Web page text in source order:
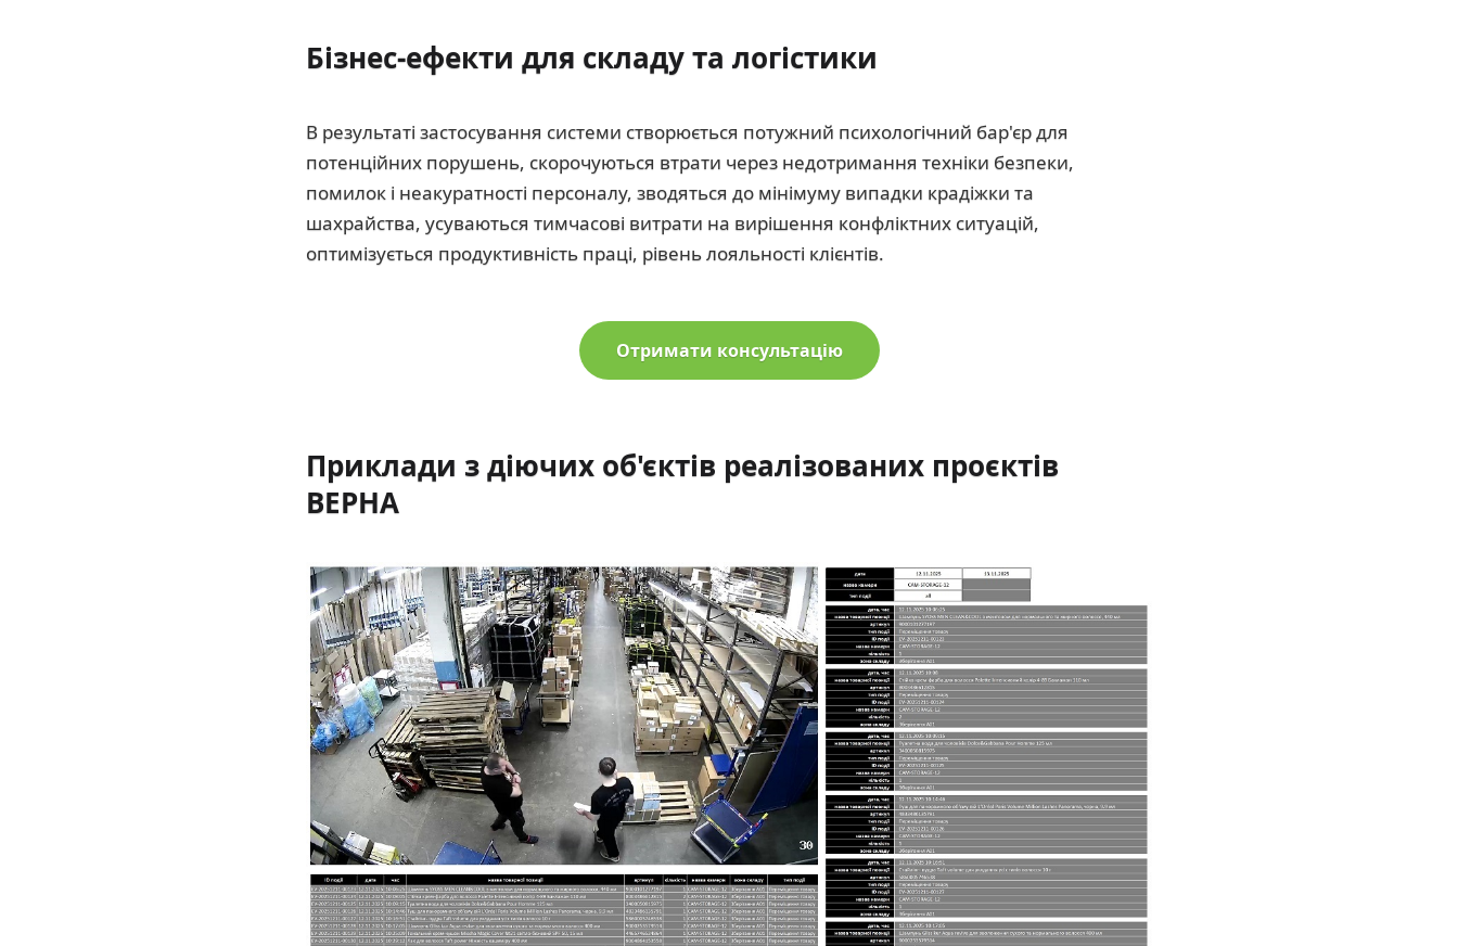
Бізнес-ефекти для складу та логістики
В результаті застосування системи створюється потужний психологічний бар'єр для
потенційних порушень, скорочуються втрати через недотримання техніки безпеки,
помилок і неакуратності персоналу, зводяться до мінімуму випадки крадіжки та
шахрайства, усуваються тимчасові витрати на вирішення конфліктних ситуацій,
оптимізується продуктивність праці, рівень лояльності клієнтів.
Отримати консультацію
Приклади з діючих об'єктів реалізованих проєктів
ВЕРНА